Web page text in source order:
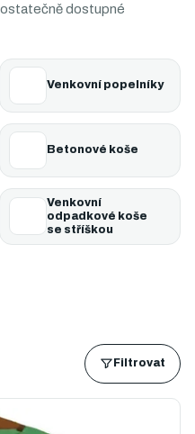
dostupné
Venkovní popelníky
Betonové koše
Venkovní
odpadkové koše
se stříškou
Filtrovat